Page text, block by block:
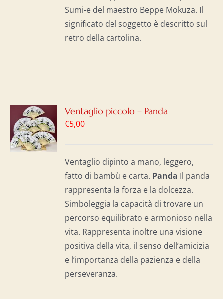
Sumi-e del maestro Beppe Mokuza. Il
significato del soggetto è descritto sul
retro della cartolina.
Ventaglio piccolo – Panda
€5,00
Ventaglio dipinto a mano, leggero,
fatto di bambù e carta. Panda Il panda
rappresenta la forza e la dolcezza.
Simboleggia la capacità di trovare un
percorso equilibrato e armonioso nella
vita. Rappresenta inoltre una visione
positiva della vita, il senso dell’amicizia
e l’importanza della pazienza e della
perseveranza.